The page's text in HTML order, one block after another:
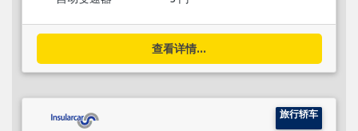
查看详情...
旅行轿车